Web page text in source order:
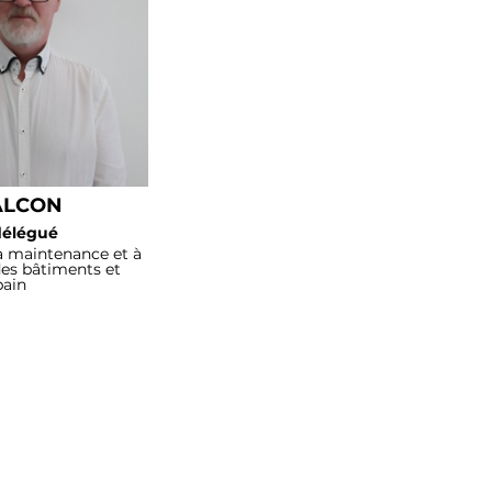
maintenance et à
bâtiments et